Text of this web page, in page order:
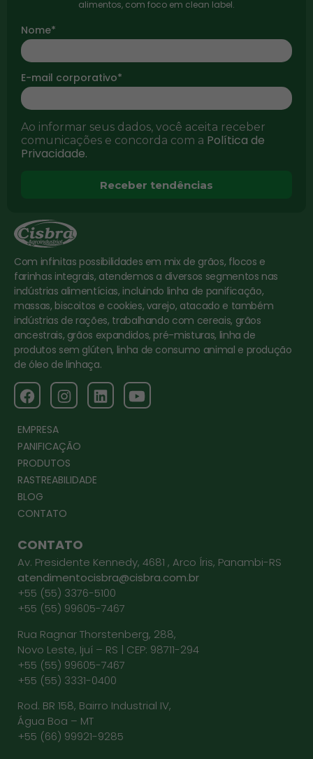
alimentos, com foco em clean label.
Nome*
E-mail corporativo*
Ao informar seus dados, você aceita receber
comunicações e concorda com a Política de
Privacidade.
Receber tendências
Com infinitas possibilidades em mix de grãos, flocos e
farinhas integrais, atendemos a diversos segmentos nas
indústrias alimentícias, incluindo linha de panificação,
massas, biscoitos e cookies, varejo, atacado e também
indústrias de rações, trabalhando com cereais, grãos
ancestrais, grãos expandidos, pré-misturas, linha de
produtos sem glúten, linha de consumo animal e produção
de óleo de linhaça.
EMPRESA
PANIFICAÇÃO
PRODUTOS
RASTREABILIDADE
BLOG
CONTATO
CONTATO
Av. Presidente Kennedy, 4681 , Arco Íris, Panambi-RS
atendimentocisbra@cisbra.com.br
+55 (55) 3376-5100
+55 (55) 99605-7467
Rua Ragnar Thorstenberg, 288,
Novo Leste, Ijuí – RS | CEP: 98711-294
+55 (55) 99605-7467
+55 (55) 3331-0400
Rod. BR 158, Bairro Industrial IV,
Água Boa – MT
+55 (66) 99921-9285